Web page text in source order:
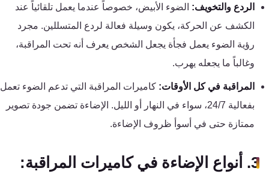
الردع والتخويف:الضوء الأبيض، خصوصاً عندما يعمل تلقائياً عند
الكشف عن الحركة، يكون وسيلة فعالة لردع المتسللين. مجرد
رؤية الضوء يعمل فجأة يجعل الشخص يعرف أنه تحت المراقبة،
وغالباً ما يجعله يهرب.
المراقبة في كل الأوقات:كاميرات المراقبة التي تدعم الضوء تعمل
بفعالية 24/7، سواء في النهار أو الليل. الإضاءة تضمن جودة تصوير
ممتازة حتى في أسوأ ظروف الإضاءة.
3. أنواع الإضاءة في كاميرات المراقبة: